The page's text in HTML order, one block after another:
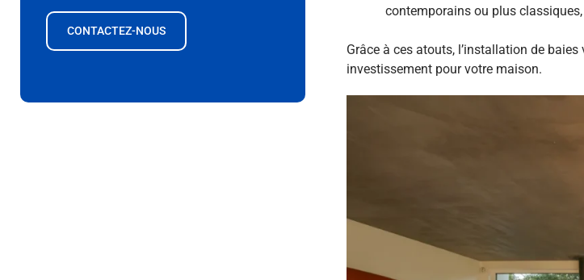
CONTACTEZ-NOUS
contemporains ou plus
Grâce à ces atouts, l’installation de
investissement pour votre maison.